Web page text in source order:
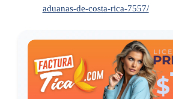
fabricación, distribución y venta de
de los contratistas. Dicha
que pueda recaer directamente sobre
acción que dio lugar a la infracción.
aduanas-de-costa-rica-7557/